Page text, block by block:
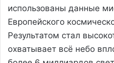
использованы данные
Европейского
Результатом стал
охватывает всё небо